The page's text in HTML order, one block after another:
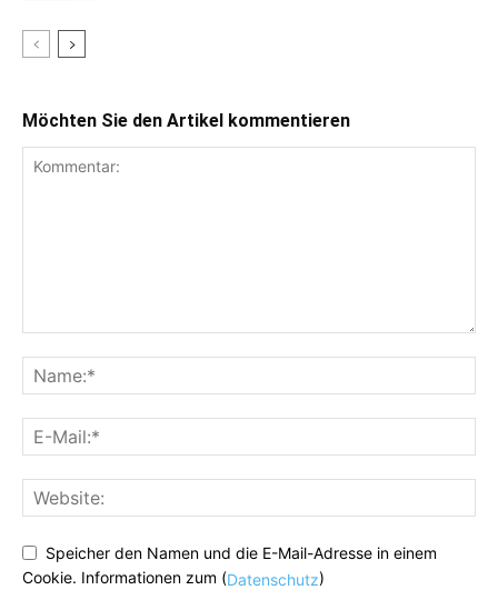
Möchten Sie den Artikel kommentieren
Speicher den Namen und die E-Mail-Adresse in einem
Cookie. Informationen zum (Datenschutz)